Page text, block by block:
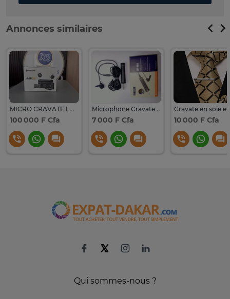
Annonces similaires
MICRO CRAVATE LARK M2
100 000 F Cfa
Microphone Cravate à Condensateur omnidirectionnel
7 000 F Cfa 10 000 F Cfa
Qui sommes-nous ?